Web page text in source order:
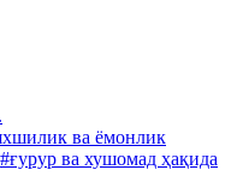
ва ёмонлик
#ғурур ва хушомад ҳақида